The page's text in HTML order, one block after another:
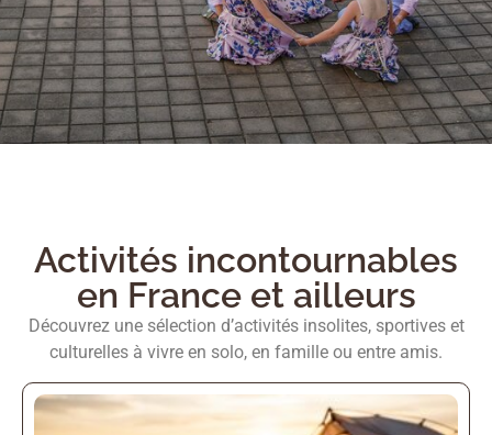
Activités incontournables
en France et ailleurs
Découvrez une sélection d’activités insolites, sportives et
culturelles à vivre en solo, en famille ou entre amis.